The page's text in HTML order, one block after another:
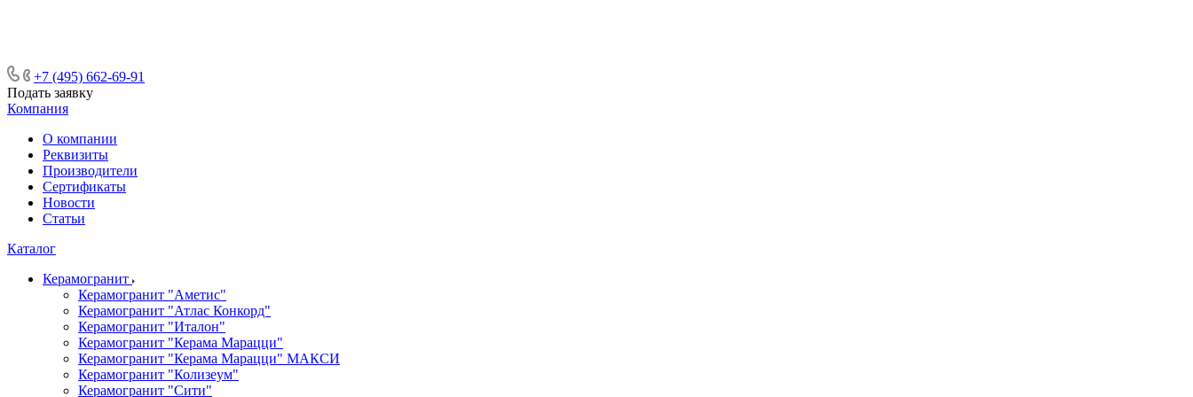
+7 (495) 662-69-91
Подать заявку
Компания
О компании
Реквизиты
Производители
Сертификаты
Новости
Статьи
Каталог
Керамогранит
Керамогранит "Аметис"
Керамогранит "Атлас Конкорд"
Керамогранит "Италон"
Керамогранит "Керама Марацци"
Керамогранит "Керама Марацци" МАКСИ
Керамогранит "Колизеум"
Керамогранит "Сити"